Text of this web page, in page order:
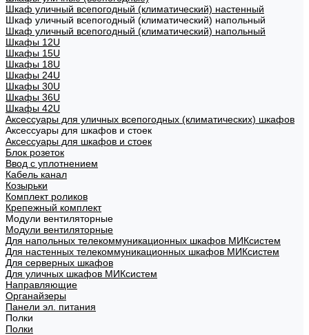
Шкаф уличный всепогодный (климатический) настенный
Шкаф уличный всепогодный (климатический) напольный
Шкаф уличный всепогодный (климатический) напольный
Шкафы 12U
Шкафы 15U
Шкафы 18U
Шкафы 24U
Шкафы 30U
Шкафы 36U
Шкафы 42U
Аксессуары для уличных всепогодных (климатических) шкафов
Аксессуары для шкафов и стоек
Аксессуары для шкафов и стоек
Блок розеток
Ввод с уплотнением
Кабель канал
Козырьки
Комплект роликов
Крепежный комплект
Модули вентиляторные
Модули вентиляторные
Для напольных телекоммуникационных шкафов МИКсистем
Для настенных телекоммуникационных шкафов МИКсистем
Для серверных шкафов
Для уличных шкафов МИКсистем
Направляющие
Органайзеры
Панели эл. питания
Полки
Полки